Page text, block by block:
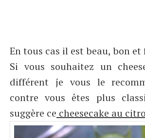
En tous cas il est beau, bon
Si vous souhaitez un
différent je vous le
contre vous êtes plus
suggère ce cheesecake au